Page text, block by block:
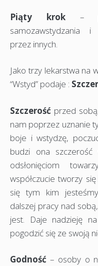
Piąty krok–
samozawstydzania i
przez innych.
Jako trzy lekarstwa na
“Wstyd” podaje :
Szczerość przed
nam poprzez uznanie
boje i wstydzę,
budzi ona
odsłonięciom
współczucie tworzy się
się tym kim
dalszej pracy nad
jest. Daje nadzieję
pogodzić się ze swoją
Godność – osoby o